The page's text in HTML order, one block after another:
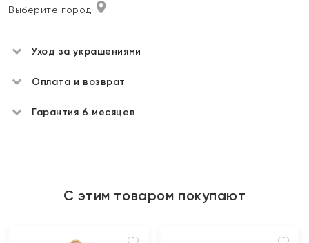
Выберите город
Уход за украшениями
Оплата и возврат
Гарантия 6 месяцев
С этим товаром покупают